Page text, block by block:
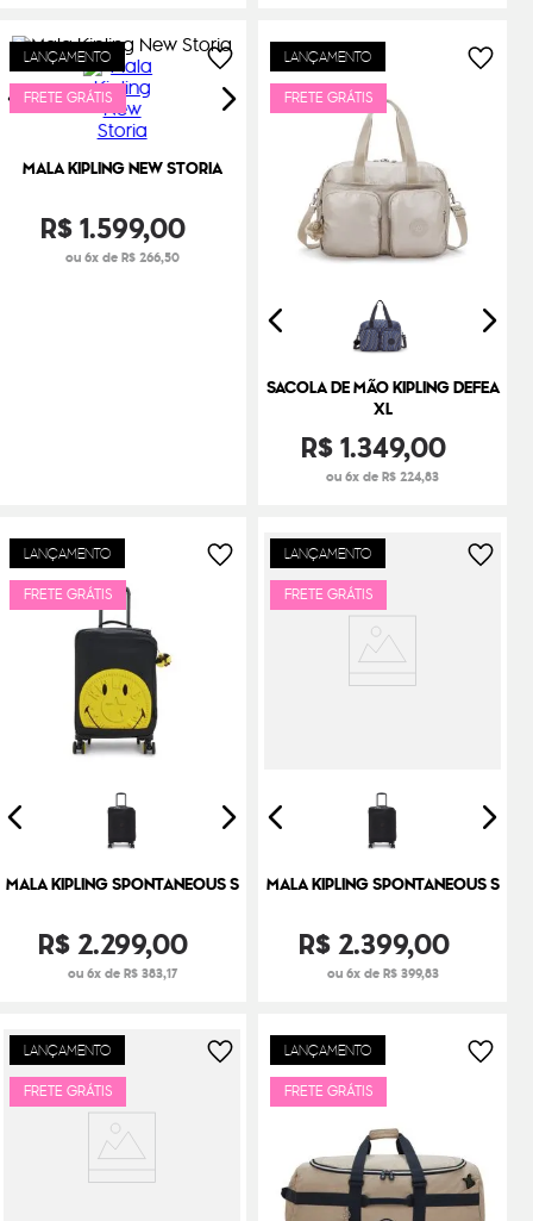
LANÇAMENTO
FRETE GRÁTIS
MALA KIPLING NEW STORIA
R$1.599,00
ou 6x de R$ 266,50
LANÇAMENTO
FRETE GRÁTIS
SACOLA DE MÃO KIPLING DEFEA
XL
R$1.349,00
ou 6x de R$ 224,83
LANÇAMENTO
FRETE GRÁTIS
MALA KIPLING SPONTANEOUS S
R$2.299,00
ou 6x de R$ 383,17
LANÇAMENTO
FRETE GRÁTIS
MALA KIPLING SPONTANEOUS S
R$2.399,00
ou 6x de R$ 399,83
LANÇAMENTO
FRETE GRÁTIS
LANÇAMENTO
FRETE GRÁTIS